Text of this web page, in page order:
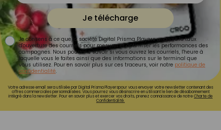
Je télécharge
Je consens à ce que la société Digital Prisma Players analyse le taux
d'ouverture des courriels pour mesurer et optimiser les performances des
campagnes. Nous pourrons savoir si vous ouvrez les courriels, l'heure à
laquelle vous le faites ainsi que des informations sur le terminal que
vous utilisez. Pour en savoir plus sur ces traceurs, voir notre politique de
confidentialité.
Votre adresse email sera utilisée par Digital Prisma Playerspour vous envoyer votre newsletter contenant des
offres commerciales personnalisées. Vous pourrez vous désinscrire en utilisant le lien de désabonnement
intégré dans la newsletter. Pour en savoir plus et exercer vos droits, prenez connaissance de notreCharte de
Confidentialité.